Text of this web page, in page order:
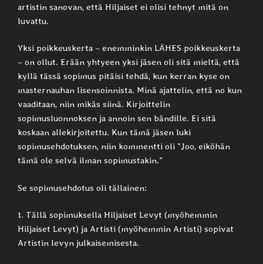
artistin sanovan, että Hiljaiset ei olisi tehnyt mitä on
luvattu.
Yksi poikkeuskerta – enemminkin LÄHES poikkeuskerta
– on ollut. Erään yhtyeen yksi jäsen oli sitä mieltä, että
kyllä tässä sopimus pitäisi tehdä, kun kerran kyse on
masternauhan lisensoinnista. Minä ajattelin, että no kun
vaaditaan, niin mikäs siinä. Kirjoittelin
sopimusluonnoksen ja annoin sen bändille. Ei sitä
koskaan allekirjoitettu. Kun tämä jäsen luki
sopimusehdotuksen, niin kommentti oli ”Joo, eiköhän
tämä ole selvä ilman sopimustakin.”
Se sopimusehdotus oli tällainen:
1. Tällä sopimuksella Hiljaiset Levyt (myöhemmin
Hiljaiset Levyt) ja Artisti (myöhemmin Artisti) sopivat
Artistin levyn julkaisemisesta.